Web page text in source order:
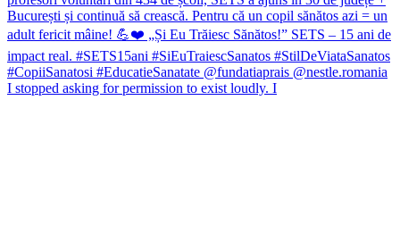
I stopped asking for permission to exist loudly. I